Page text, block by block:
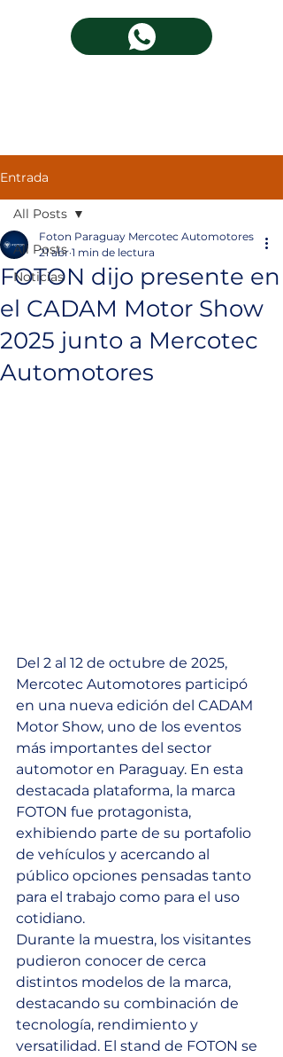
Entrada
All Posts
Noticias
All Posts
FOTON dijo presente en
el CADAM Motor Show
2025 junto a Mercotec
Automotores
Foton Paraguay Mercotec Automotores
21 abr 1 min de lectura
Del 2 al 12 de octubre de 2025,
Mercotec Automotores participó
en una nueva edición del CADAM
Motor Show, uno de los eventos
más importantes del sector
automotor en Paraguay. En esta
destacada plataforma, la marca
FOTON fue protagonista,
exhibiendo parte de su portafolio
de vehículos y acercando al
público opciones pensadas tanto
para el trabajo como para el uso
cotidiano.
Durante la muestra, los visitantes
pudieron conocer de cerca
distintos modelos de la marca,
destacando su combinación de
tecnología, rendimiento y
versatilidad. El stand de FOTON se